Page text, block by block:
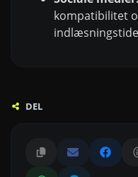
kompatibilitet
DEL